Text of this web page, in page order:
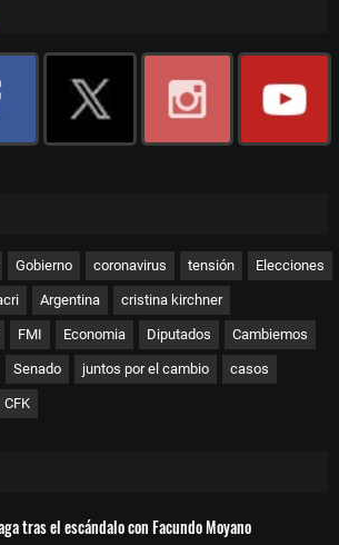
Gobierno coronavirus tensión Elecciones
Argentina cristina kirchner
FMI Economia Diputados Cambiemos
Senado juntos por el cambio casos
CFK
tras el escándalo con Facundo Moyano